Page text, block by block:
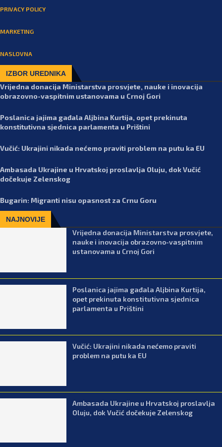
PRIVACY POLICY
MARKETING
NASLOVNA
IZBOR UREDNIKA
Vrijedna donacija Ministarstva prosvjete, nauke i inovacija
obrazovno-vaspitnim ustanovama u Crnoj Gori
Poslanica jajima gađala Aljbina Kurtija, opet prekinuta
konstitutivna sjednica parlamenta u Prištini
Vučić: Ukrajini nikada nećemo praviti problem na putu ka EU
Ambasada Ukrajine u Hrvatskoj proslavlja Oluju, dok Vučić
dočekuje Zelenskog
Bugarin: Migranti nisu opasnost za Crnu Goru
NAJNOVIJE
Vrijedna donacija Ministarstva prosvjete,
nauke i inovacija obrazovno-vaspitnim
ustanovama u Crnoj Gori
Poslanica jajima gađala Aljbina Kurtija,
opet prekinuta konstitutivna sjednica
parlamenta u Prištini
Vučić: Ukrajini nikada nećemo praviti
problem na putu ka EU
Ambasada Ukrajine u Hrvatskoj proslavlja
Oluju, dok Vučić dočekuje Zelenskog